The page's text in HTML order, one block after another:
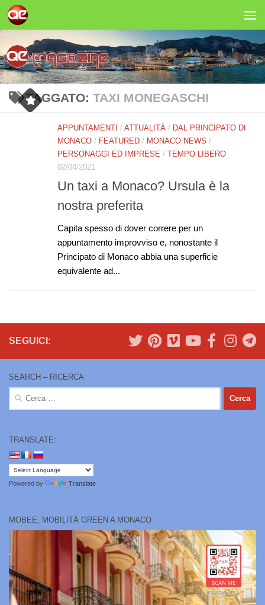
Salta al contenuto
TAGGATO: TAXI MONEGASCHI
APPUNTAMENTI / ATTUALITÀ / DAL PRINCIPATO DI
MONACO / FEATURED / MONACO NEWS /
PERSONAGGI ED IMPRESE / TEMPO LIBERO
02/04/2021
Un taxi a Monaco? Ursula è la
nostra preferita
Capita spesso di dover correre per un
appuntamento improvviso e, nonostante il
Principato di Monaco abbia una superficie
equivalente ad...
SEGUICI:
SEARCH – RICERCA
Ricerca
TRANSLATE:
Powered by Translate
MOBEE, MOBILITÀ GREEN A MONACO